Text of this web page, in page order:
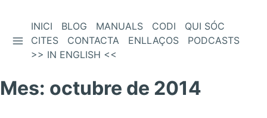
contingut
BARRA LATERAL
INICI BLOG MANUALS CODI
QUI SÓC
CITES
CONTACTA ENLLAÇOS
PODCASTS
>> IN ENGLISH <<
Mes: octubre de 2014